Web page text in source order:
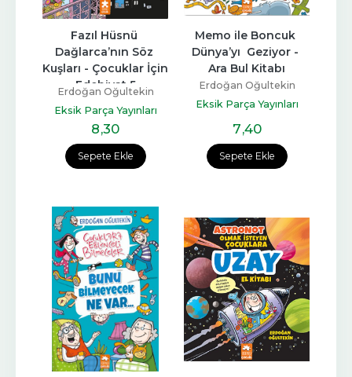
Sepete Ekle
Fazıl Hüsnü
Dağlarca’nın Söz
Kuşları - Çocuklar İçin
Edebiyat 5
Erdoğan Oğultekin
Eksik Parça Yayınları
8,30
Sepete Ekle
Memo ile Boncuk
Dünya’yı  Geziyor -
Ara Bul Kitabı
Erdoğan Oğultekin
Eksik Parça Yayınları
7,40